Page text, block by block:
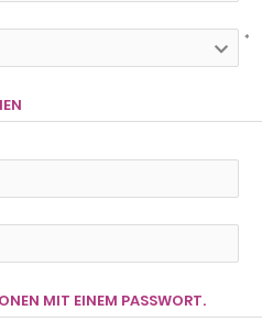
*
MIT EINEM PASSWORT.